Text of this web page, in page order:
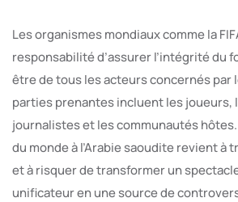
Les organismes mondiaux comme la
responsabilité d’assurer l’intégrité du
être de tous les acteurs concernés par
parties prenantes incluent les joueurs,
journalistes et les communautés
du monde à l’Arabie saoudite revient à
et à risquer de transformer un
unificateur en une source de